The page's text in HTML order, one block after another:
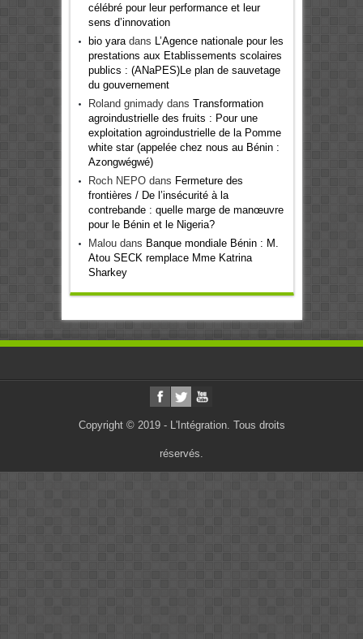
célébré pour leur performance et leur
sens d’innovation
bio yaradans L’Agence nationale pour les
prestations aux Etablissements scolaires
publics : (ANaPES)Le plan de sauvetage
du gouvernement
Roland gnimadydans Transformation
agroindustrielle des fruits : Pour une
exploitation agroindustrielle de la Pomme
white star (appelée chez nous au Bénin :
Azongwégwé)
Roch NEPOdans Fermeture des
frontières / De l’insécurité à la
contrebande : quelle marge de manœuvre
pour le Bénin et le Nigeria?
Maloudans Banque mondiale Bénin : M.
Atou SECK remplace Mme Katrina
Sharkey
Copyright © 2019 - L'Intégration. Tous droits
réservés.